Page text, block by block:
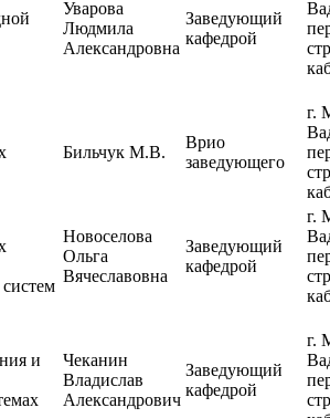
Уварова
Людмила
Александровна
Заведующий
кафедрой
Бильчук М.В.
Врио
заведующего
г.
Новоселова
Ольга
Вячеславовна
Заведующий
кафедрой
г.
и
Чеканин
Владислав
Александрович
Заведующий
кафедрой
г.